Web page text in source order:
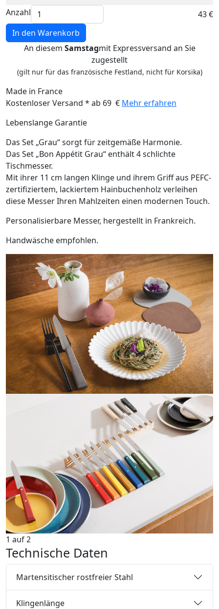
Anzahl
43 €
In den Warenkorb
An diesem Samstagmit Expressversand an Sie
zugestellt
(gilt nur für das französische Festland, nicht für Korsika)
Made in France
Kostenloser Versand * ab 69 € Mehr erfahren
Lebenslange Garantie
Das Set „Grau“ sorgt für zeitgemäße Harmonie.
Das Set „Bon Appétit Grau“ enthält 4 schlichte
Tischmesser.
Mit ihrer 11 cm langen Klinge und ihrem Griff aus PEFC-
zertifiziertem, lackiertem Hainbuchenholz verleihen
diese Messer Ihren Mahlzeiten einen modernen Touch.
Personalisierbare Messer, hergestellt in Frankreich.
Handwäsche empfohlen.
1 auf2
Technische Daten
Martensitischer rostfreier Stahl
Klingenlänge